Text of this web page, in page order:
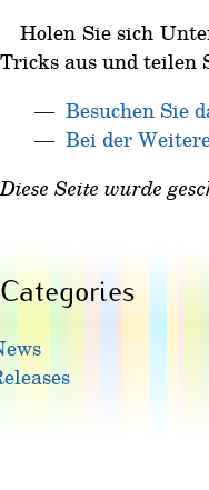
Holen Sie sich
Tricks aus und teilen
Besuchen Sie
Bei der
Diese Seite wurde
Categories